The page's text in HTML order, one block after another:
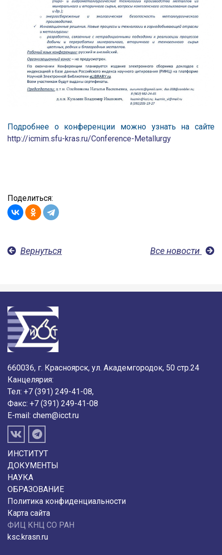
Подробнее о конференции можно узнать на сайте
http://icmim.sfu-kras.ru/Conference-Metallurgy
Поделиться:
Вернуться Все новости
660036, г. Красноярск, ул. Академгородок, 50 стр.24
Канцелярия:
Тел: +7 (391) 249-41-08,
Факс: +7 (391) 249-41-08
E-mail: chem@icct.ru
ИНСТИТУТ
ДОКУМЕНТЫ
НАУКА
ОБРАЗОВАНИЕ
Политика конфиденциальности
Карта сайта
ФИЦ КНЦ СО РАН
ksc.krasn.ru